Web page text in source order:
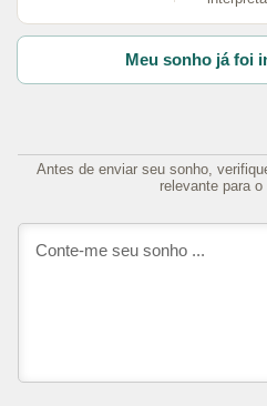
Meu sonho já foi
Antes de enviar seu sonho,
relevante para o